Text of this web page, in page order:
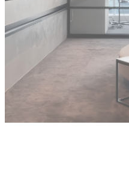
GirlsAward Event Site
Rakuten Fashion